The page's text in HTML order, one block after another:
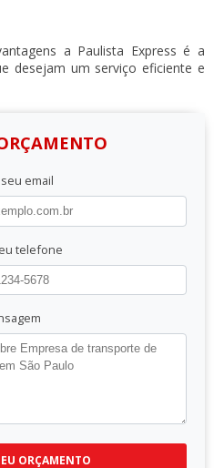
a Paulista Express é a
desejam um serviço eficiente e
email
telefone
ORÇAMENTO